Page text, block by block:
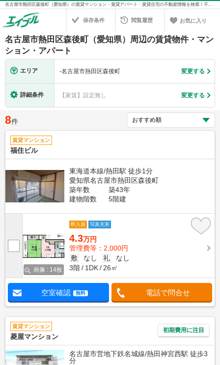
名古屋市熱田区森後町（愛知県）の賃貸マンション・賃貸アパート・賃貸住宅の不動産情報を検索！不動産賃貸の物件探しは、お部屋探しのエイブル
保存条件 閲覧履歴 お気に入り
名古屋市熱田区森後町（愛知県）周辺の賃貸物件・マン
ション・アパート
エリア -名古屋市熱田区森後町 変更する
詳細条件 【家賃】設定無し 変更する
8件
賃貸マンション
福住ビル
東海道本線/熱田駅 徒歩1分
愛知県名古屋市熱田区森後町
築年数
築43年
建物階数
5階建
画像 : 14枚
即入居 写真充実
4.3万円
管理費等：2,000円
敷
なし 礼
なし
3階
1DK 26㎡
空室確認 無料 電話で問合せ
賃貸マンション
菱屋マンション
初期費用に注目
名古屋市営地下鉄名城線/熱田神宮西駅 徒歩3
分